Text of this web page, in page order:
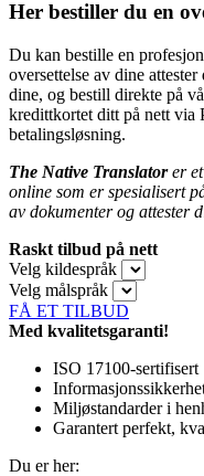
Her bestiller du en
Du kan bestille en
oversettelse av dine
dine, og bestill direkte på
kredittkortet ditt på nett via
betalingsløsning.
The Native Translatorer et
online som er spesialisert
av dokumenterog attester
Raskt tilbud på nett
Velg kildespråk
Velg målspråk
FÅ ET TILBUD
Med kvalitetsgaranti!
ISO 17100-sertifisert
Miljøstandarder i
Garantert perfekt,
Du er her: